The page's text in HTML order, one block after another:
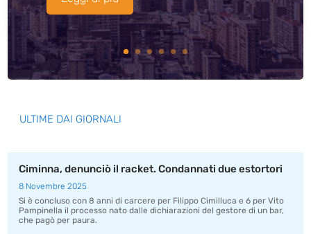
ULTIME DAI GIORNALI
Ciminna, denunciò il racket. Condannati due estortori
8 Novembre 2025
Si è concluso con 8 anni di carcere per Filippo Cimilluca e 6 per Vito
Pampinella il processo nato dalle dichiarazioni del gestore di un bar,
che pagò per paura.